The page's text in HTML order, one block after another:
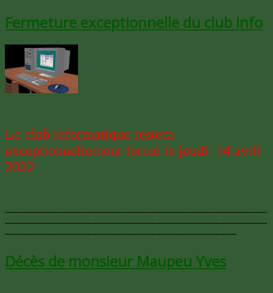
Fermeture exceptionnelle du club info
Le club informatique restera
exceptionnellement fermé le jeudi 14 avril
2022
--------------------------------------------------------------------------------------
--------------------------------------------------------------------------------------
----------------------------------------------------------------------------
Décès de monsieur Maupeu Yves